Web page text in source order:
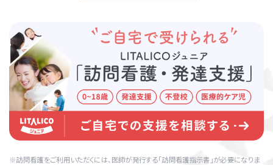
訪問看護をご利用いただくには、医師が発行する「訪問看護指示書」が必要になりま
受講時に学んだ内容を自宅に帰ってお子さまに実践していただき、
その結果を後日報告いただき振り返りしていきます。
お子さまにあった関わりを習慣的に実践していただけるように、
学と実践の繰り返しで講師がサポートしていきます。